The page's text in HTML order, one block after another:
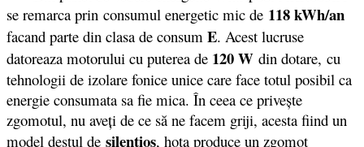
se remarca prin consumul energetic mic de 118 kWh/an
facand parte din clasa de consum E. Acest lucruse
datoreaza motorului cu puterea de 120 W din dotare, cu
tehnologii de izolare fonice unice care face totul posibil ca
energie consumata sa fie mica. În ceea ce priveşte
zgomotul, nu aveţi de ce să ne facem griji, acesta fiind un
model destul de silenţios, hota produce un zgomot